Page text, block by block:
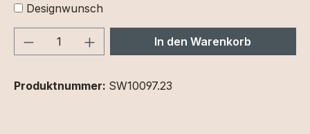
Designwunsch
Produkt Anzahl: Gib denIn den Warenkorb
Produktnummer: SW10097.23